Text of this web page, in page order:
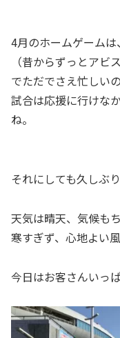
4月のホームゲーム
（昔からずっとア
でただでさえ忙しい
試合は応援に行けな
ね。
それにしても久しぶ
天気は晴天、気候も
寒すぎず、心地よい風
今日はお客さんいっ